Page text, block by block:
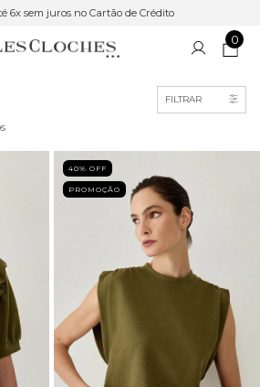
6x sem juros no Cartão de Crédito
0
FILTRAR
40% OFF
PROMOÇÃO